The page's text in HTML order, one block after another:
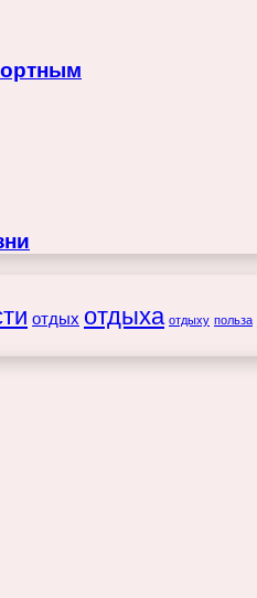
отдых отдыха отдыху польза